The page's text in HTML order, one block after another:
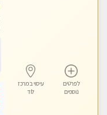
לפרטים
נוספים
עיסוי במרכז
לוד